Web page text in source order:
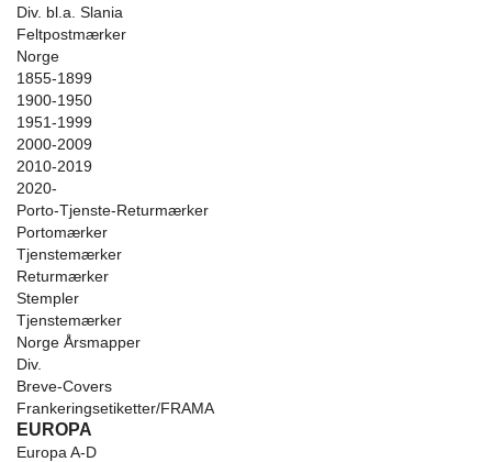
Div. bl.a. Slania
Feltpostmærker
Norge
1855-1899
1900-1950
1951-1999
2000-2009
2010-2019
2020-
Porto-Tjenste-Returmærker
Portomærker
Tjenstemærker
Returmærker
Stempler
Tjenstemærker
Norge Årsmapper
Div.
Breve-Covers
Frankeringsetiketter/FRAMA
EUROPA
Europa A-D